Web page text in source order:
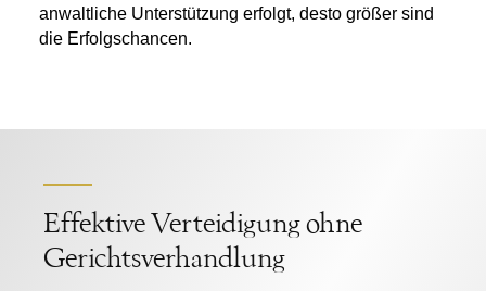
anwaltliche Unterstützung erfolgt, desto größer sind
die Erfolgschancen.
Effektive Verteidigung ohne
Gerichtsverhandlung